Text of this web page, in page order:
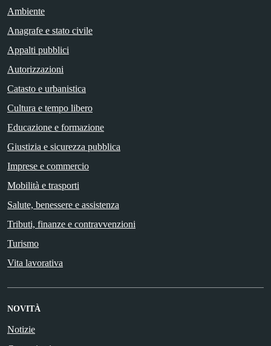
Ambiente
Anagrafe e stato civile
Appalti pubblici
Autorizzazioni
Catasto e urbanistica
Cultura e tempo libero
Educazione e formazione
Giustizia e sicurezza pubblica
Imprese e commercio
Mobilità e trasporti
Salute, benessere e assistenza
Tributi, finanze e contravvenzioni
Turismo
Vita lavorativa
NOVITÀ
Notizie